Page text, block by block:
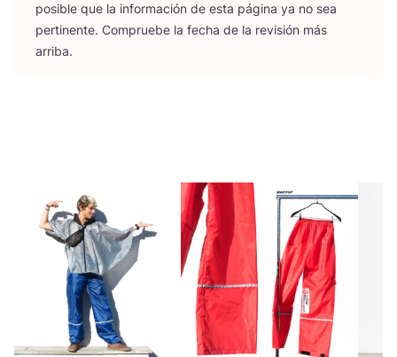
posi­ble que la infor­ma­ción de esta pági­na ya no sea
per­ti­nen­te. Com­prue­be la fecha de la revi­sión más
arriba.